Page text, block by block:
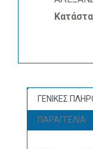
ΓΕΝΙΚΕΣ
ΠΑΡΑΓΓΕΛΙΑ